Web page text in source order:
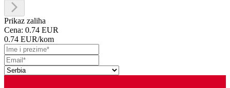
Prikaz zaliha
Cena: 0.74 EUR
0.74 EUR/kom